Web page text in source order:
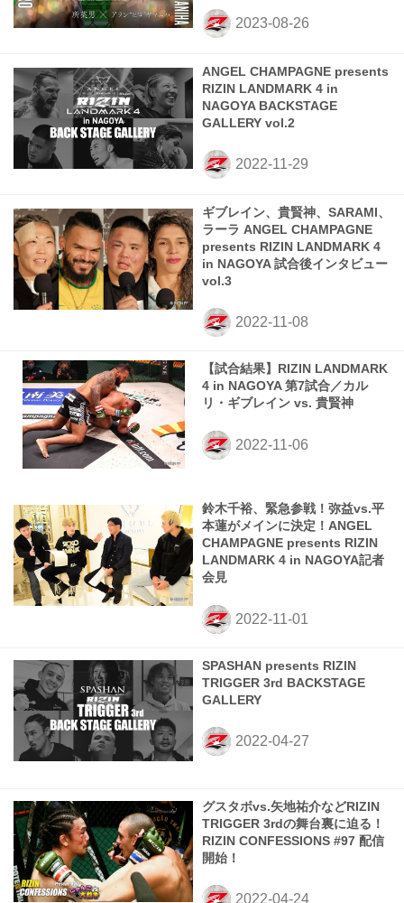
ANGEL CHAMPAGNE presents
RIZIN LANDMARK 4 in
NAGOYA BACKSTAGE
GALLERY vol.2
ギブレイン、貴賢神、SARAMI、
ラーラ ANGEL CHAMPAGNE
presents RIZIN LANDMARK 4
in NAGOYA 試合後インタビュー
vol.3
【試合結果】RIZIN LANDMARK
4 in NAGOYA 第7試合／カル
リ・ギブレイン vs. 貴賢神
鈴木千裕、緊急参戦！弥益vs.平
本蓮がメインに決定！ANGEL
CHAMPAGNE presents RIZIN
LANDMARK 4 in NAGOYA記者
会見
SPASHAN presents RIZIN
TRIGGER 3rd BACKSTAGE
GALLERY
グスタボvs.矢地祐介などRIZIN
TRIGGER 3rdの舞台裏に迫る！
RIZIN CONFESSIONS #97 配信
開始！